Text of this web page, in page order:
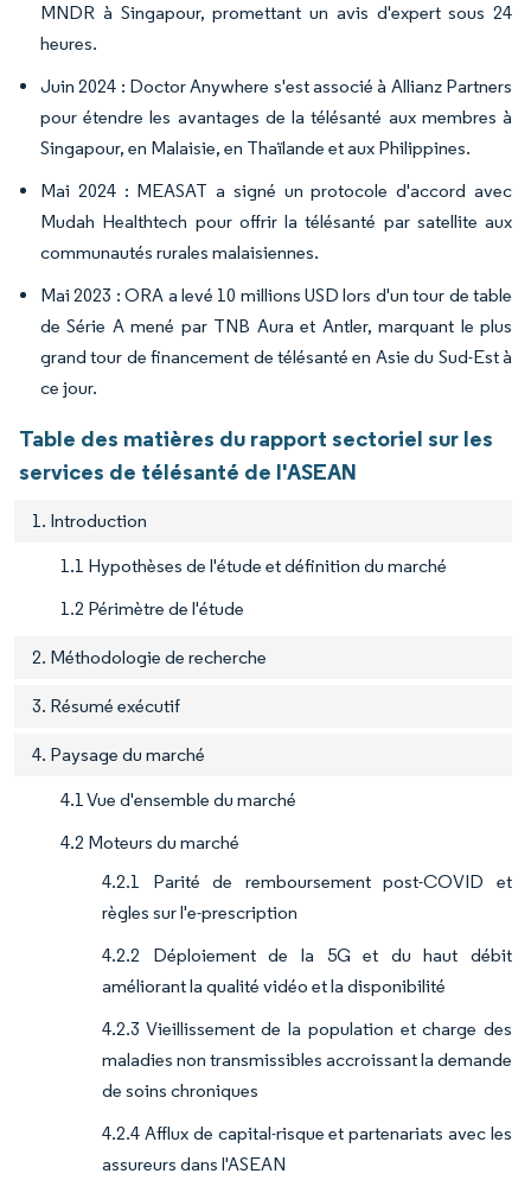
MNDR à Singapour, promettant un avis d'expert sous 24
heures.
Juin 2024 : Doctor Anywhere s'est associé à Allianz Partners
pour étendre les avantages de la télésanté aux membres à
Singapour, en Malaisie, en Thaïlande et aux Philippines.
Mai 2024 : MEASAT a signé un protocole d'accord avec
Mudah Healthtech pour offrir la télésanté par satellite aux
communautés rurales malaisiennes.
Mai 2023 : ORA a levé 10 millions USD lors d'un tour de table
de Série A mené par TNB Aura et Antler, marquant le plus
grand tour de financement de télésanté en Asie du Sud-Est à
ce jour.
Table des matières du rapport sectoriel sur les
services de télésanté de l'ASEAN
1. Introduction
1.1 Hypothèses de l'étude et définition du marché
1.2 Périmètre de l'étude
2. Méthodologie de recherche
3. Résumé exécutif
4. Paysage du marché
4.1 Vue d'ensemble du marché
4.2 Moteurs du marché
4.2.1 Parité de remboursement post-COVID et
règles sur l'e-prescription
4.2.2 Déploiement de la 5G et du haut débit
améliorant la qualité vidéo et la disponibilité
4.2.3 Vieillissement de la population et charge des
maladies non transmissibles accroissant la demande
de soins chroniques
4.2.4 Afflux de capital-risque et partenariats avec les
assureurs dans l'ASEAN